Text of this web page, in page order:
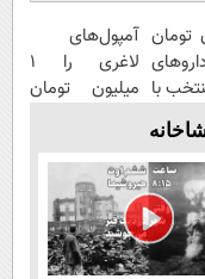
تومان
با
از
آمپول‌های
لاغری را ۱
میلیون تومان